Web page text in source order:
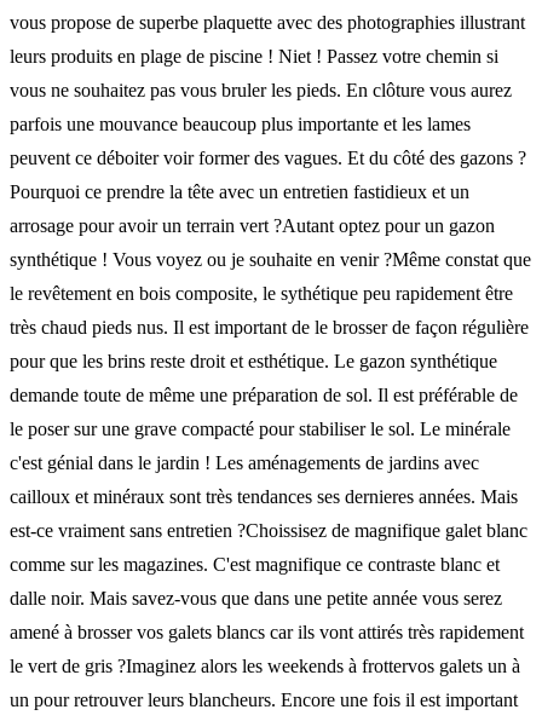
vous propose de superbe plaquette avec des photographies illustrant
leurs produits en plage de piscine ! Niet ! Passez votre chemin si
vous ne souhaitez pas vous bruler les pieds. En clôture vous aurez
parfois une mouvance beaucoup plus importante et les lames
peuvent ce déboiter voir former des vagues. Et du côté des gazons ?
Pourquoi ce prendre la tête avec un entretien fastidieux et un
arrosage pour avoir un terrain vert ?Autant optez pour un gazon
synthétique ! Vous voyez ou je souhaite en venir ?Même constat que
le revêtement en bois composite, le sythétique peu rapidement être
très chaud pieds nus. Il est important de le brosser de façon régulière
pour que les brins reste droit et esthétique. Le gazon synthétique
demande toute de même une préparation de sol. Il est préférable de
le poser sur une grave compacté pour stabiliser le sol. Le minérale
c'est génial dans le jardin ! Les aménagements de jardins avec
cailloux et minéraux sont très tendances ses dernieres années. Mais
est-ce vraiment sans entretien ?Choissisez de magnifique galet blanc
comme sur les magazines. C'est magnifique ce contraste blanc et
dalle noir. Mais savez-vous que dans une petite année vous serez
amené à brosser vos galets blancs car ils vont attirés très rapidement
le vert de gris ?Imaginez alors les weekends à frottervos galets un à
un pour retrouver leurs blancheurs. Encore une fois il est important